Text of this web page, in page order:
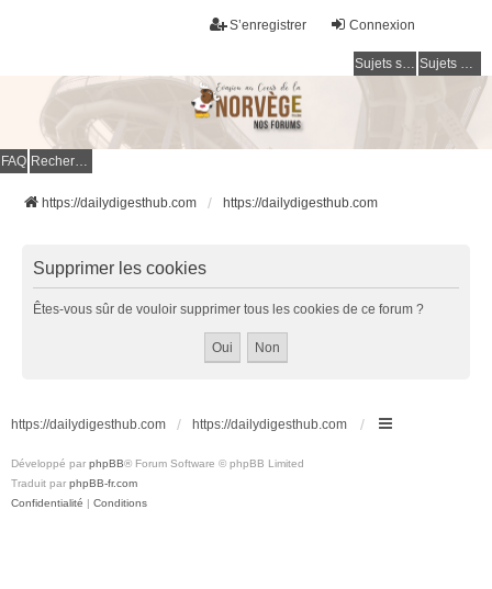
Connexion
S’enregistrer
Sujets sans réponse Sujets actifs
FAQ Rechercher
https://dailydigesthub.com https://dailydigesthub.com
Supprimer les cookies
Êtes-vous sûr de vouloir supprimer tous les cookies de ce forum ?
https://dailydigesthub.com https://dailydigesthub.com
Développé par phpBB® Forum Software © phpBB Limited
Traduit par phpBB-fr.com
Confidentialité | Conditions